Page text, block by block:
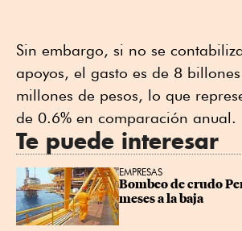
Sin embargo, si no se
apoyos, el gasto es de 8
millones de pesos, lo que
de 0.6% en comparación anual.
Te puede interesar
EMPRESAS
Bombeo de crudo
meses a la baja